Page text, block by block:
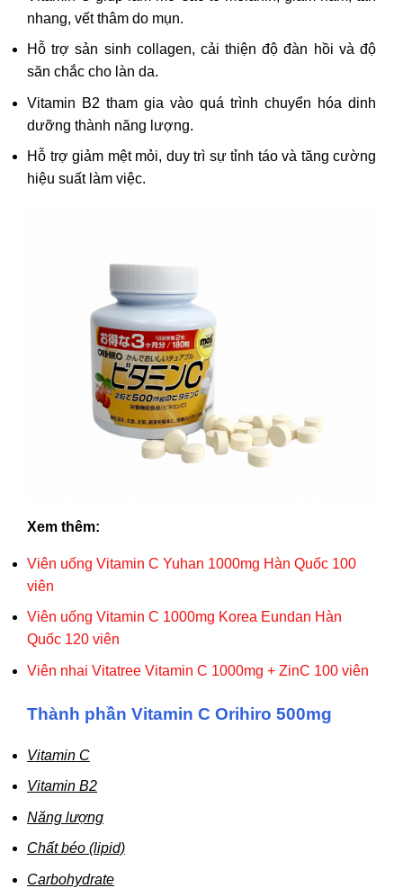
nhang, vết thâm do mụn.
Hỗ trợ sản sinh collagen, cải thiện độ đàn hồi và độ
săn chắc cho làn da.
Vitamin B2 tham gia vào quá trình chuyển hóa dinh
dưỡng thành năng lượng.
Hỗ trợ giảm mệt mỏi, duy trì sự tỉnh táo và tăng cường
hiệu suất làm việc.
Xem thêm:
Viên uống Vitamin C Yuhan 1000mg Hàn Quốc 100
viên
Viên uống Vitamin C 1000mg Korea Eundan Hàn
Quốc 120 viên
Viên nhai Vitatree Vitamin C 1000mg + ZinC 100 viên
Thành phần Vitamin C Orihiro 500mg
Vitamin C
Vitamin B2
Năng lượng
Chất béo (lipid)
Carbohydrate